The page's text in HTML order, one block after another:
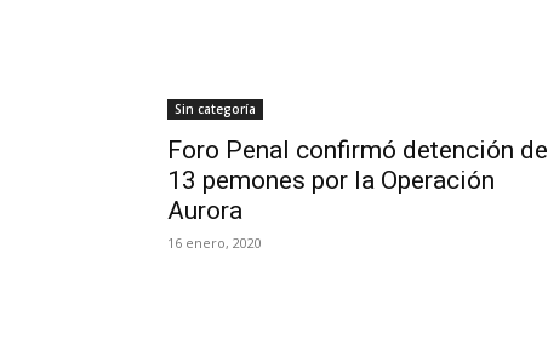
Sin categoría
Foro Penal confirmó detención de
13 pemones por la Operación
Aurora
16 enero, 2020